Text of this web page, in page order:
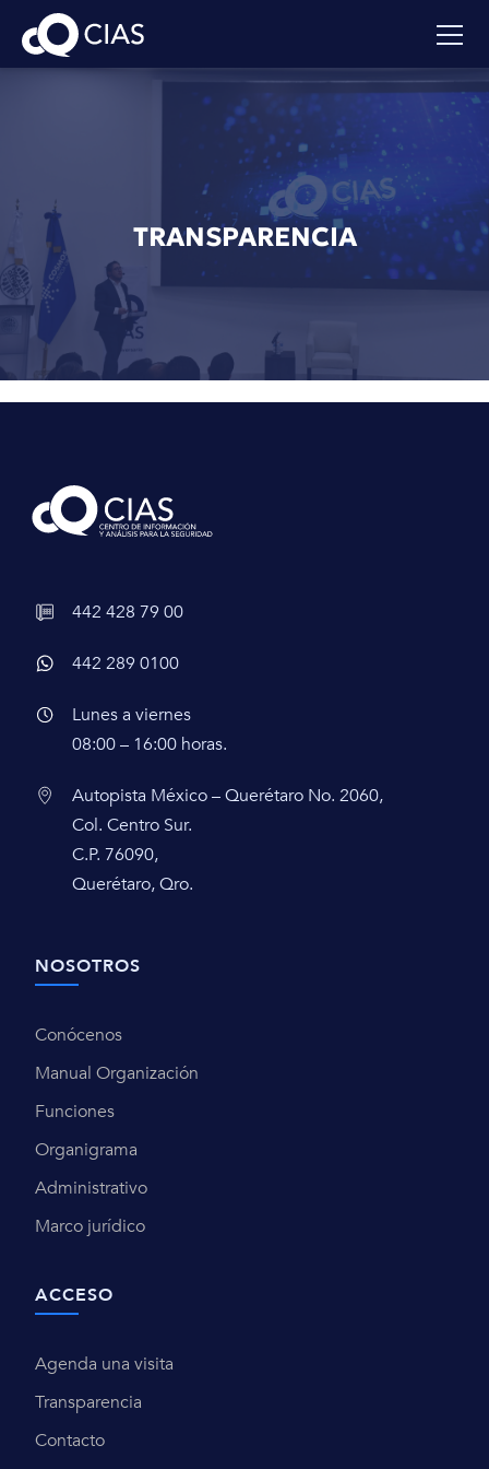
TRANSPARENCIA
442 428 79 00
442 289 0100
Lunes a viernes
08:00 – 16:00 horas.
Autopista México – Querétaro No. 2060,
Col. Centro Sur.
C.P. 76090,
Querétaro, Qro.
NOSOTROS
Conócenos
Manual Organización
Funciones
Organigrama
Administrativo
Marco jurídico
ACCESO
Agenda una visita
Transparencia
Contacto